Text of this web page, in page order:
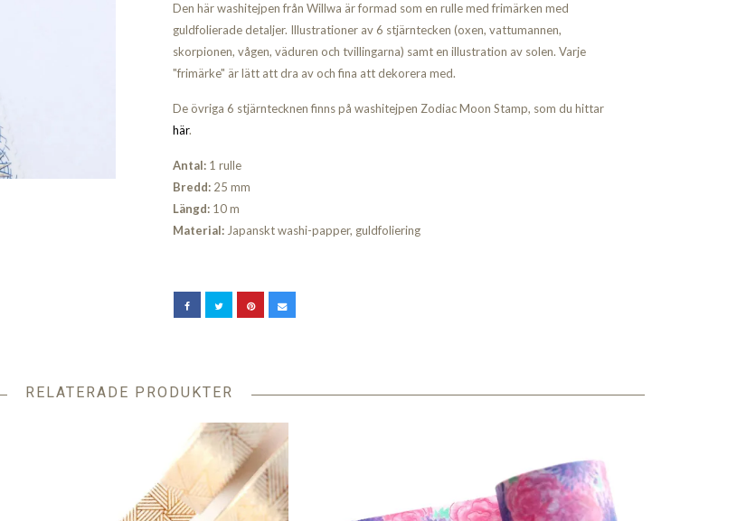
Den här washitejpen från Willwa är formad som en rulle med frimärken med
guldfolierade detaljer. Illustrationer av 6 stjärntecken (oxen, vattumannen,
skorpionen, vågen, väduren och tvillingarna) samt en illustration av solen. Varje
"frimärke" är lätt att dra av och fina att dekorera med.
De övriga 6 stjärntecknen finns på washitejpen Zodiac Moon Stamp, som du hittar
här.
Antal: 1 rulle
Bredd: 25 mm
Längd: 10 m
Material: Japanskt washi-papper, guldfoliering
RELATERADE PRODUKTER